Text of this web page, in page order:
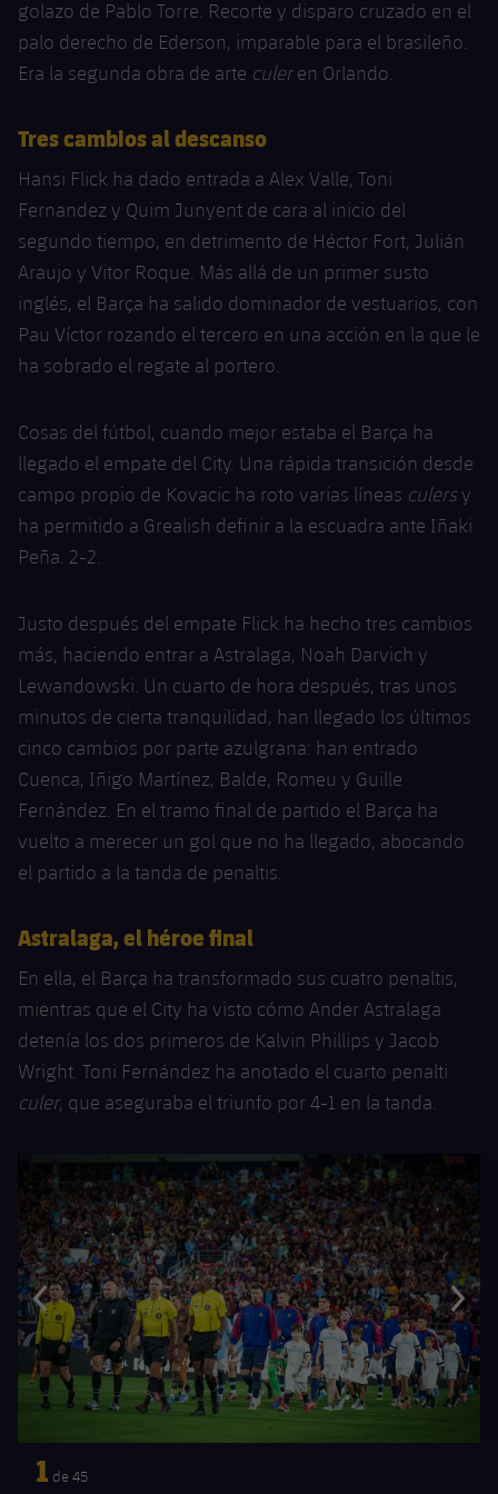
golazo de Pablo Torre. Recorte y disparo cruzado en el
palo derecho de Ederson, imparable para el brasileño.
Era la segunda obra de arte culeren Orlando.
Tres cambios al descanso
Hansi Flick ha dado entrada a Alex Valle, Toni
Fernandez y Quim Junyent de cara al inicio del
segundo tiempo, en detrimento de Héctor Fort, Julián
Araujo y Vitor Roque. Más allá de un primer susto
inglés, el Barça ha salido dominador de vestuarios, con
Pau Víctor rozando el tercero en una acción en la que le
ha sobrado el regate al portero.
Cosas del fútbol, ​​cuando mejor estaba el Barça ha
llegado el empate del City. Una rápida transición desde
campo propio de Kovacic ha roto varias líneas culersy
ha permitido a Grealish definir a la escuadra ante Iñaki
Peña. 2-2.
Justo después del empate Flick ha hecho tres cambios
más, haciendo entrar a Astralaga, Noah Darvich y
Lewandowski. Un cuarto de hora después, tras unos
minutos de cierta tranquilidad, han llegado los últimos
cinco cambios por parte azulgrana: han entrado
Cuenca, Iñigo Martínez, Balde, Romeu y Guille
Fernández. En el tramo final de partido el Barça ha
vuelto a merecer un gol que no ha llegado, abocando
el partido a la tanda de penaltis.
Astralaga, el héroe final
En ella, el Barça ha transformado sus cuatro penaltis,
mientras que el City ha visto cómo Ander Astralaga
detenía los dos primeros de Kalvin Phillips y Jacob
Wright. Toni Fernández ha anotado el cuarto penalti
culer, que aseguraba el triunfo por 4-1 en la tanda.
label.aria.chevronleft Siguiente
1 de 45